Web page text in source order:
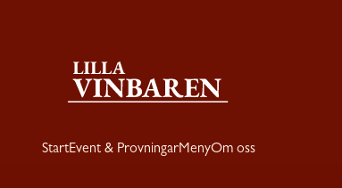
StartEvent & ProvningarMenyOm oss